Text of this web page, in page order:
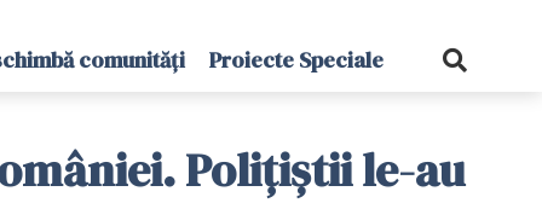
comunități Proiecte Speciale
Poliţiştii le-au